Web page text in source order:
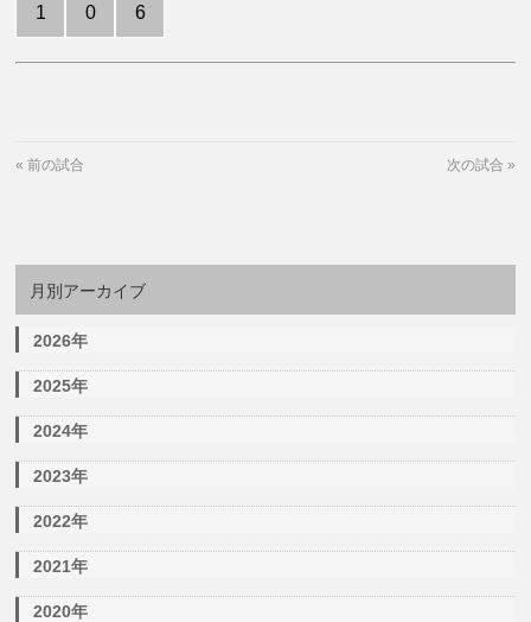
1 0 6
«前の試合 次の試合 »
月別アーカイブ
2026年
2025年
2024年
2023年
2022年
2021年
2020年